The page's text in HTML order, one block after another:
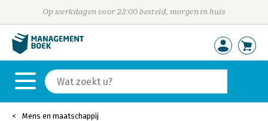
Op werkdagen voor 23:00 besteld, morgen in huis
Mens en maatschappij